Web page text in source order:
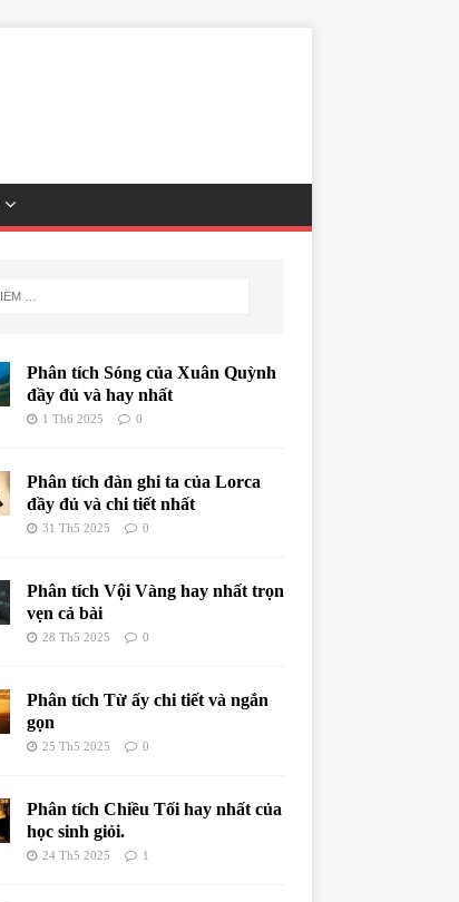
Phân tích Sóng của Xuân Quỳnh
đầy đủ và hay nhất
1 Th6 2025 0
Phân tích đàn ghi ta của Lorca
đầy đủ và chi tiết nhất
31 Th5 2025 0
Phân tích Vội Vàng hay nhất trọn
vẹn cả bài
28 Th5 2025 0
Phân tích Từ ấy chi tiết và ngắn
gọn
25 Th5 2025 0
Phân tích Chiều Tối hay nhất của
học sinh giỏi.
24 Th5 2025 1